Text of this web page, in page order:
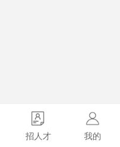
招人才 我的